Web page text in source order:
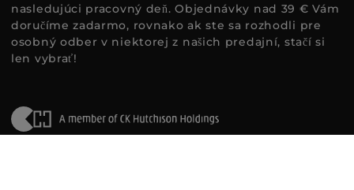
nasledujúci pracovný deň. Objednávky nad 39 € Vám
doručíme zadarmo, rovnako ak ste sa rozhodli pre
osobný odber v niektorej z našich predajní, stačí si
len vybrať!